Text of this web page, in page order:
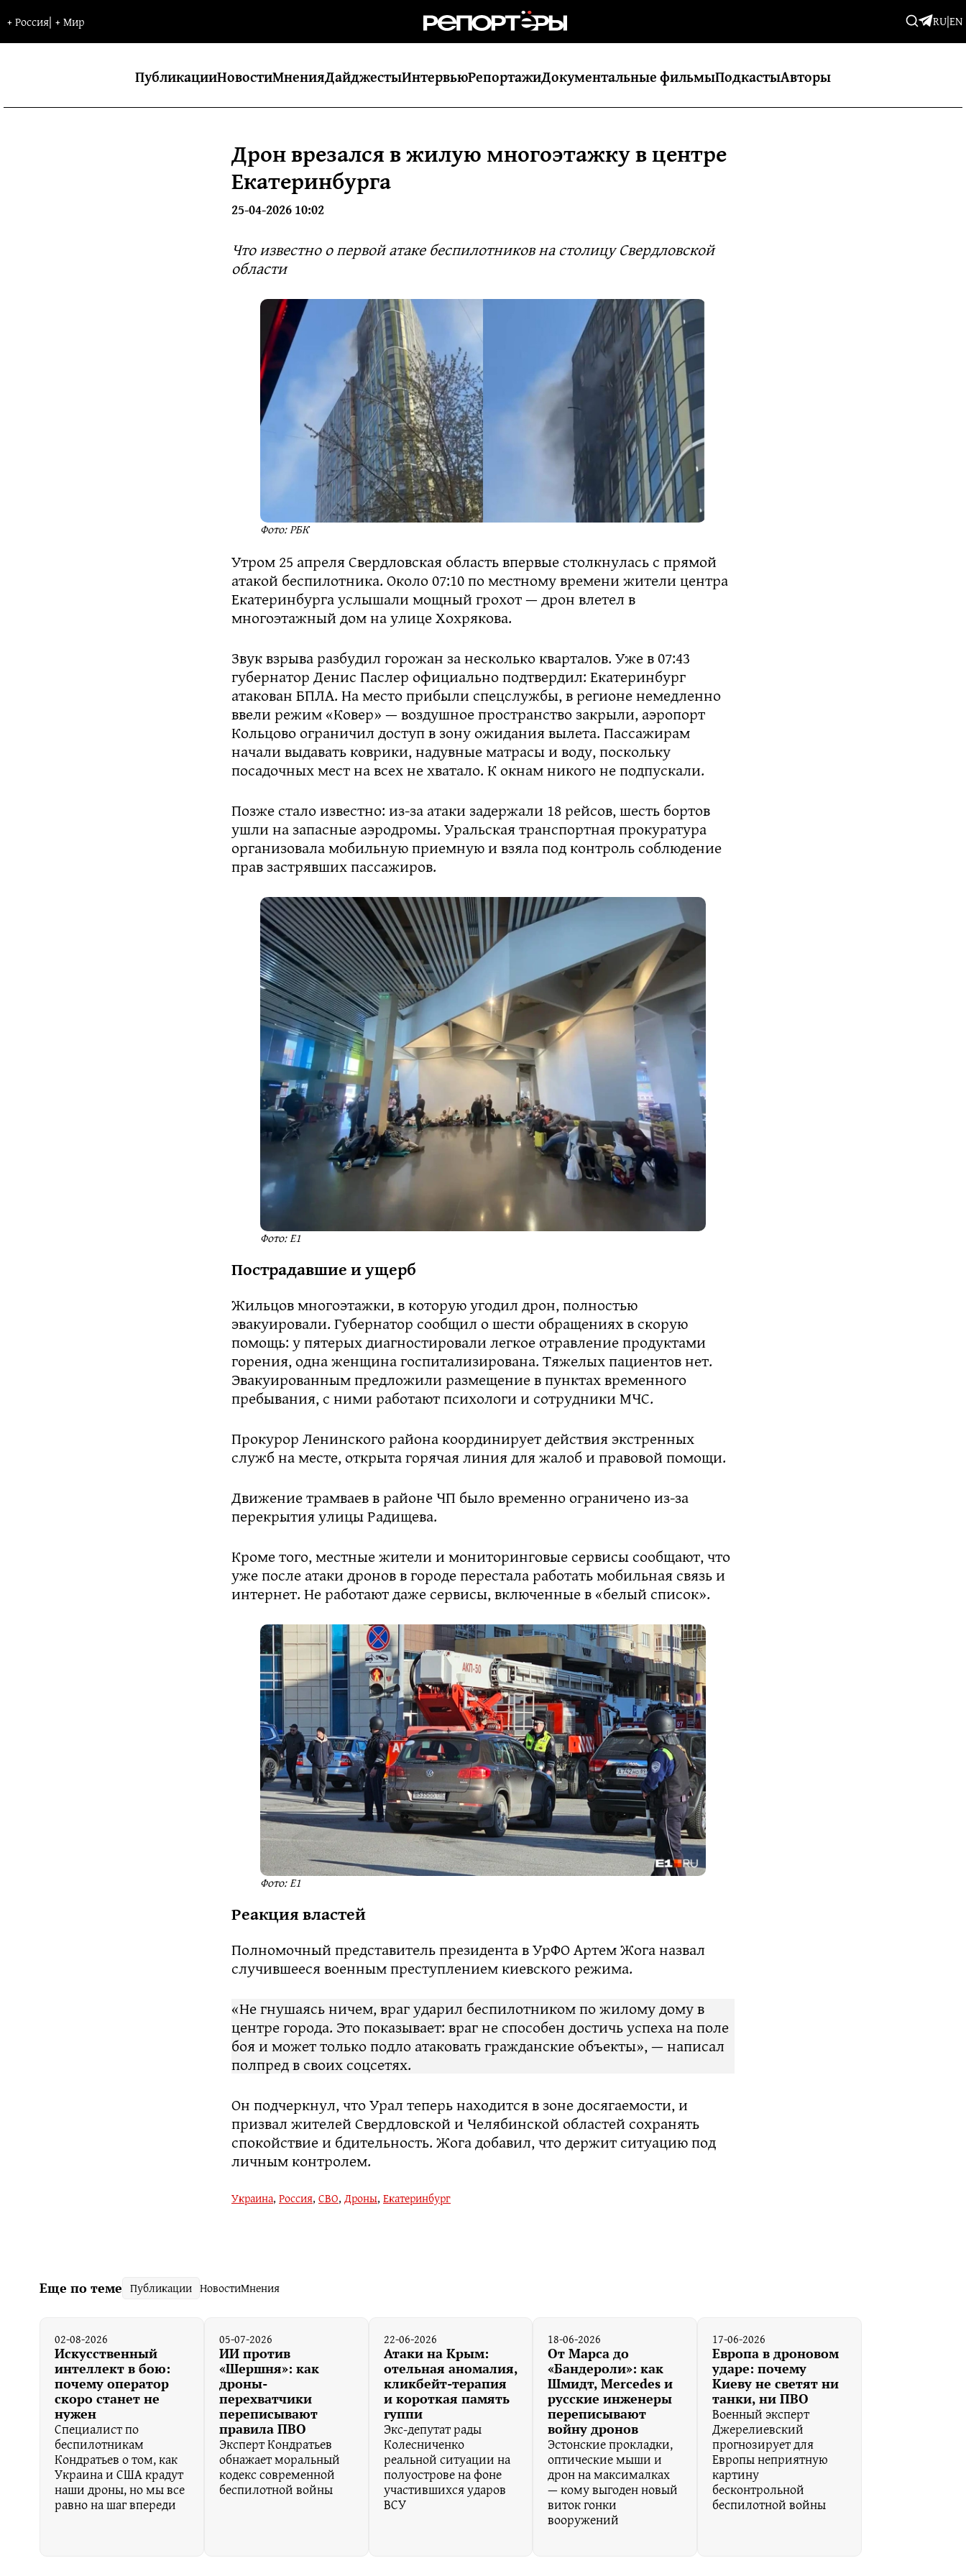
+Россия| +Мир RU|EN
ПубликацииНовостиМненияДайджестыИнтервьюРепортажиДокументальные фильмыПодкастыАвторы
Дрон врезался в жилую многоэтажку в центре
Екатеринбурга
25-04-2026 10:02
Что известно о первой атаке беспилотников на столицу Свердловской
области
Фото: РБК
Утром 25 апреля Свердловская область впервые столкнулась с прямой
атакой беспилотника. Около 07:10 по местному времени жители центра
Екатеринбурга услышали мощный грохот — дрон влетел в
многоэтажный дом на улице Хохрякова.
Звук взрыва разбудил горожан за несколько кварталов. Уже в 07:43
губернатор Денис Паслер официально подтвердил: Екатеринбург
атакован БПЛА. На место прибыли спецслужбы, в регионе немедленно
ввели режим «Ковер» — воздушное пространство закрыли, аэропорт
Кольцово ограничил доступ в зону ожидания вылета. Пассажирам
начали выдавать коврики, надувные матрасы и воду, поскольку
посадочных мест на всех не хватало. К окнам никого не подпускали.
Позже стало известно: из-за атаки задержали 18 рейсов, шесть бортов
ушли на запасные аэродромы. Уральская транспортная прокуратура
организовала мобильную приемную и взяла под контроль соблюдение
прав застрявших пассажиров.
Фото: Е1
Пострадавшие и ущерб
Жильцов многоэтажки, в которую угодил дрон, полностью
эвакуировали. Губернатор сообщил о шести обращениях в скорую
помощь: у пятерых диагностировали легкое отравление продуктами
горения, одна женщина госпитализирована. Тяжелых пациентов нет.
Эвакуированным предложили размещение в пунктах временного
пребывания, с ними работают психологи и сотрудники МЧС.
Прокурор Ленинского района координирует действия экстренных
служб на месте, открыта горячая линия для жалоб и правовой помощи.
Движение трамваев в районе ЧП было временно ограничено из-за
перекрытия улицы Радищева.
Кроме того, местные жители и мониторинговые сервисы сообщают, что
уже после атаки дронов в городе перестала работать мобильная связь и
интернет. Не работают даже сервисы, включенные в «белый список».
Фото: Е1
Реакция властей
Полномочный представитель президента в УрФО Артем Жога назвал
случившееся военным преступлением киевского режима.
«Не гнушаясь ничем, враг ударил беспилотником по жилому дому в
центре города. Это показывает: враг не способен достичь успеха на поле
боя и может только подло атаковать гражданские объекты», — написал
полпред в своих соцсетях.
Он подчеркнул, что Урал теперь находится в зоне досягаемости, и
призвал жителей Свердловской и Челябинской областей сохранять
спокойствие и бдительность. Жога добавил, что держит ситуацию под
личным контролем.
Украина, Россия, СВО, Дроны, Екатеринбург
Еще по теме Публикации НовостиМнения
02-08-2026
Искусственный
интеллект в бою:
почему оператор
скоро станет не
нужен
Специалист по
беспилотникам
Кондратьев о том, как
Украина и США крадут
наши дроны, но мы все
равно на шаг впереди
05-07-2026
ИИ против
«Шершня»: как
дроны-
перехватчики
переписывают
правила ПВО
Эксперт Кондратьев
обнажает моральный
кодекс современной
беспилотной войны
22-06-2026
Атаки на Крым:
отельная аномалия,
кликбейт-терапия
и короткая память
гуппи
Экс-депутат рады
Колесниченко
реальной ситуации на
полуострове на фоне
участившихся ударов
ВСУ
18-06-2026
От Марса до
«Бандероли»: как
Шмидт, Mercedes и
русские инженеры
переписывают
войну дронов
Эстонские прокладки,
оптические мыши и
дрон на максималках
— кому выгоден новый
виток гонки
вооружений
17-06-2026
Европа в дроновом
ударе: почему
Киеву не светят ни
танки, ни ПВО
Военный эксперт
Джерелиевский
прогнозирует для
Европы неприятную
картину
бесконтрольной
беспилотной войны